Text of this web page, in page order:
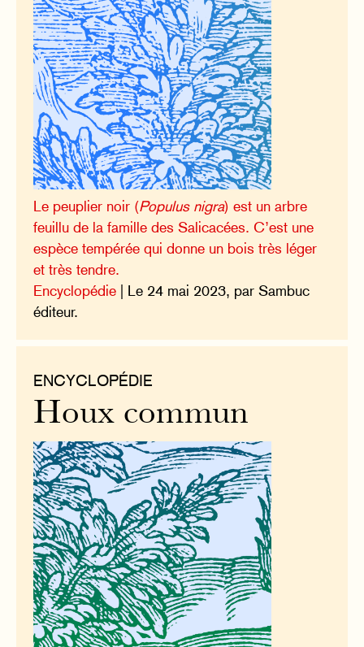
Le peuplier noir (Populus nigra) est un arbre
feuillu de la famille des Salicacées. C’est une
espèce tempérée qui donne un bois très léger
et très tendre.
Encyclopédie | Le 24 mai 2023, par Sambuc
éditeur.
ENCYCLOPÉDIE
Houx commun